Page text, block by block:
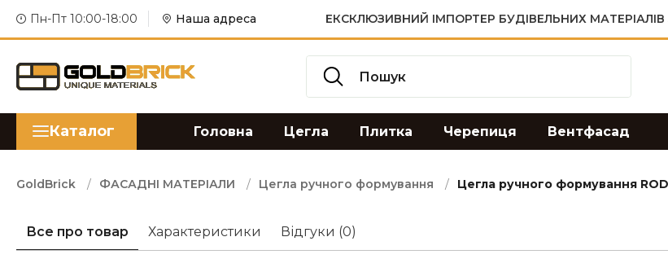
Пн-Пт 10:00-18:00 Наша адреса ЕКСКЛЮЗИВНИЙ ІМПОРТЕР БУДІВЕЛЬНИХ МАТЕРІАЛІВ
Каталог Головна Цегла Плитка Черепиця Вентфасад
GoldBrick ФАСАДНІ МАТЕРІАЛИ Цегла ручного формування Цегла ручного формування
Все про товар Характеристики Відгуки (0)